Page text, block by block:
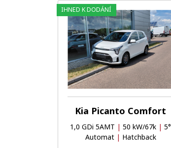
Kia Picanto Comfort
1,0 GDi 5AMT | 50 kW/67k | 5°
Automat | Hatchback
IHNED K DODÁNÍ